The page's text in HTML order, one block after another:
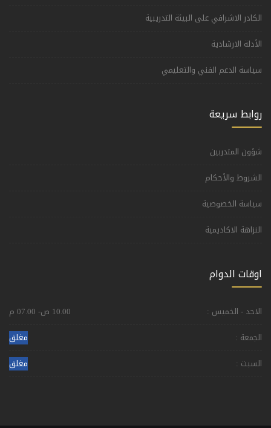
الكادر الاشرافي على البيئة التدريبية
الأدلة الارشادية
سياسة الدعم الفني والتعليمي
روابط سريعة
شؤون المتدربين
الشروط والأحكام
سياسة الخصوصية
النزاهة الاكاديمية
اوقات الدوام
الاحد - الخميس :
10.00 ص- 07.00 م
الجمعة :
مغلق
السبت :
مغلق